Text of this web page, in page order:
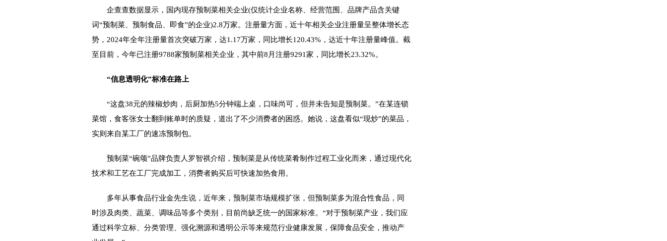
企查查数据显示，国内现存预制菜相关企业(仅统计企业名称、经营范围、品牌产品含关键
词“预制菜、预制食品、即食”的企业)2.8万家。注册量方面，近十年相关企业注册量呈整体增长态
势，2024年全年注册量首次突破万家，达1.17万家，同比增长120.43%，达近十年注册量峰值。截
至目前，今年已注册9788家预制菜相关企业，其中前8月注册9291家，同比增长23.32%。
“信息透明化”标准在路上
“这盘38元的辣椒炒肉，后厨加热5分钟端上桌，口味尚可，但并未告知是预制菜。”在某连锁
菜馆，食客张女士翻到账单时的质疑，道出了不少消费者的困惑。她说，这盘看似“现炒”的菜品，
实则来自某工厂的速冻预制包。
预制菜“碗颂”品牌负责人罗智祺介绍，预制菜是从传统菜肴制作过程工业化而来，通过现代化
技术和工艺在工厂完成加工，消费者购买后可快速加热食用。
多年从事食品行业金先生说，近年来，预制菜市场规模扩张，但预制菜多为混合性食品，同
时涉及肉类、蔬菜、调味品等多个类别，目前尚缺乏统一的国家标准。“对于预制菜产业，我们应
通过科学立标、分类管理、强化溯源和透明公示等来规范行业健康发展，保障食品安全，推动产